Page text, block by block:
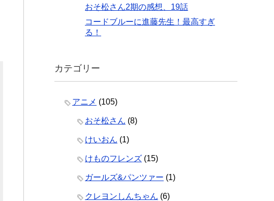
おそ松さん2期の感想、19話
コードブルーに進藤先生！最高すぎ
る！
カテゴリー
アニメ (105)
おそ松さん (8)
けいおん (1)
けものフレンズ (15)
ガールズ&パンツァー (1)
クレヨンしんちゃん (6)